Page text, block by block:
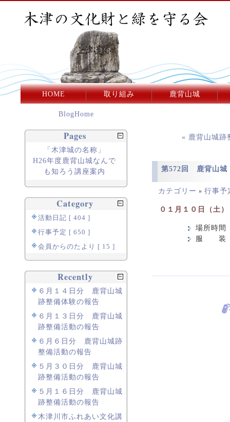
HOME 取り組み 鹿背山城
« 鹿背山城
第572回 鹿背山
カテゴリー » 行事予
０１月１０日（土）
場所時
服 装
BlogHome
Pages
「木津城の名称」
H26年度鹿背山城なんで
も知ろう講座案内
Category
活動日記 [ 404 ]
行事予定 [ 650 ]
会員からのたより [ 15 ]
Recently
６月１４日分 鹿背山城
跡整備体験の報告
６月１３日分 鹿背山城
跡整備活動の報告
６月６日分 鹿背山城跡
整備活動の報告
５月３０日分 鹿背山城
跡整備活動の報告
５月１６日分 鹿背山城
跡整備活動の報告
木津川市ふれあい文化講